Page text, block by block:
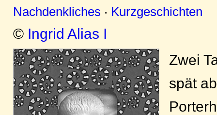
Nachdenkliches · Kurzgeschichten
© Ingrid Alias I
Zwei
spät